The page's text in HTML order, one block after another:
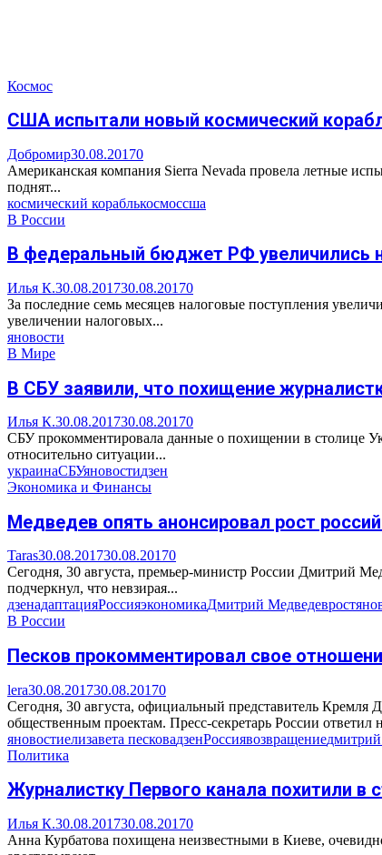
Космос
США испытали новый космический
Добромир30.08.20170
Американская компания Sierra Nevada провела летные
поднят...
космический кораблькосмоссша
В России
В федеральный бюджет РФ увеличились
Илья К.30.08.201730.08.20170
За последние семь месяцев налоговые поступления
увеличении налоговых...
яновости
В Мире
В СБУ заявили, что похищение
Илья К.30.08.201730.08.20170
СБУ прокомментировала данные о похищении в столице
относительно ситуации...
украинаСБУяновостидзен
Экономика и Финансы
Медведев опять анонсировал рост
Taras30.08.201730.08.20170
Сегодня, 30 августа, премьер-министр России Дмитрий
подчеркнул, что невзирая...
дзенадаптацияРоссияэкономикаДмитрий Медведеврост
В России
Песков прокомментировал свое
lera30.08.201730.08.20170
Сегодня, 30 августа, официальный представитель
общественным проектам. Пресс-секретарь России ответил
яновостиелизавета песковадзенРоссиявозвращениедмитрий
Политика
Журналистку Первого канала похитили в
Илья К.30.08.201730.08.20170
Анна Курбатова похищена неизвестными в Киеве,